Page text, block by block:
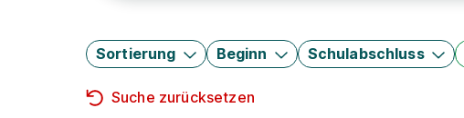
Sortierung Beginn Schulabschluss
Suche zurücksetzen